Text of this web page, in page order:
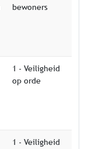
bewoners
1 - Veiligheid
op orde
1 - Veiligheid